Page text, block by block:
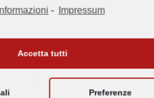
- Impressum
Accetta tutti
Preferenze
metà del 19° secolo è stata
di ottenere rese di
alla vita in condizioni
estinzione.